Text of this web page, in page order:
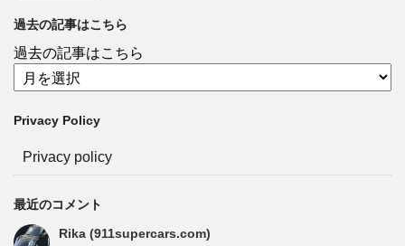
過去の記事はこちら
過去の記事はこちら
Privacy Policy
Privacy policy
最近のコメント
Rika (911supercars.com)